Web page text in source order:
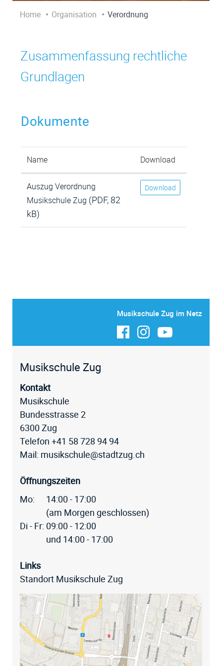
Home Organisation Verordnung
Zusammenfassung rechtliche
Grundlagen
Dokumente
Name Download
Auszug Verordnung
Musikschule Zug (PDF, 82
kB)
Download
Musikschule Zug im Netz
Musikschule Zug
Kontakt
Musikschule
Bundesstrasse 2
6300 Zug
Telefon +41 58 728 94 94
Mail: musikschule@stadtzug.ch
Öffnungszeiten
Mo:
14:00 - 17:00
(am Morgen geschlossen)
Di - Fr: 09:00 - 12:00
und 14:00 - 17:00
Links
Standort Musikschule Zug